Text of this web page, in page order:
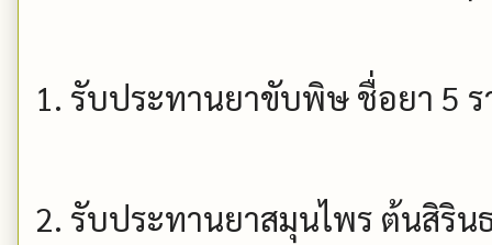
1. รับประทานยาขับพิษ ชื่อยา 5 ร
2. รับประทานยาสมุนไพร ต้นสิริน